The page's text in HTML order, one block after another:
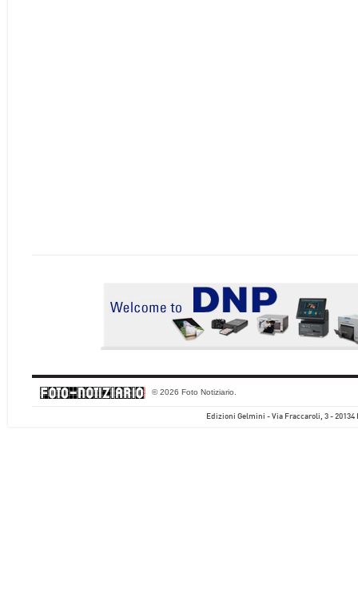
© 2026 Foto Notiziario.
Edizioni Gelmini - Via Fraccaroli, 3 - 20134